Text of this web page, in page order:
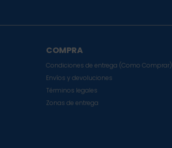
COMPRA
Condiciones de entrega (Como Comprar)
Envíos y devoluciones
Términos legales
Zonas de entrega